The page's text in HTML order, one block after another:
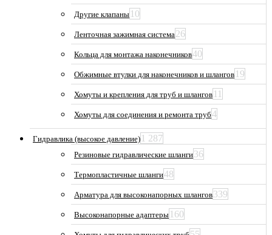
Другие клапаны 10
Ленточная зажимная система26
Кольца для монтажа наконечников40
Обжимные втулки для наконечников и шлангов 19
Хомуты и крепления для труб и шлангов 11
Хомуты для соединения и ремонта труб4
Гидравлика (высокое давление) 1 287
Резиновые гидравлические шланги36
Термопластичные шланги48
Арматура для высоконапорных шлангов339
Высоконапорные адаптеры 160